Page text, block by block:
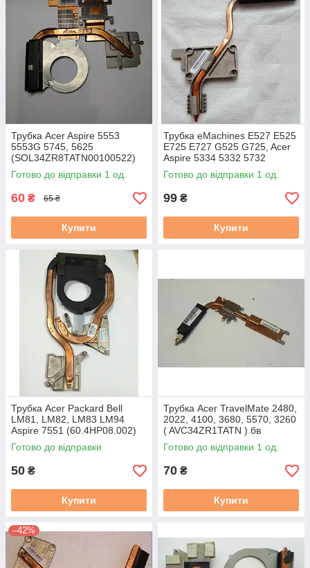
Трубка Acer Aspire 5553
5553G 5745, 5625
(SOL34ZR8TATN00100522)
бв
Готово до відправки 1 од.
60 ₴ 65 ₴
Купити
Трубка eMachines E527 E525
E725 E727 G525 G725, Acer
Aspire 5334 5332 5732
(AT06R0020X0) бу
Готово до відправки 1 од.
99 ₴
Купити
Трубка Acer Packard Bell
LM81, LM82, LM83 LM94
Aspire 7551 (60.4HP08.002)
бв
Готово до відправки
50 ₴
Купити
Трубка Acer TravelMate 2480,
2022, 4100, 3680, 5570, 3260
( AVC34ZR1TATN ) бв
Готово до відправки 1 од.
70 ₴
Купити
–42%